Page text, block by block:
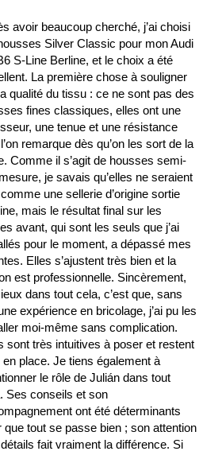
avoir beaucoup cherché, j’ai choisi
Silver Classic pour mon Audi
S-Line Berline, et le choix a été
La première chose à souligner
qualité du tissu : ce ne sont pas des
fines classiques, elles ont une
une tenue et une résistance
remarque dès qu’on les sort de la
Comme il s’agit de housses semi-
je savais qu’elles ne seraient
une sellerie d’origine sortie
mais le résultat final sur les
avant, qui sont les seuls que j’ai
pour le moment, a dépassé mes
Elles s’ajustent très bien et la
est professionnelle. Sincèrement,
dans tout cela, c’est que, sans
expérience en bricolage, j’ai pu les
moi-même sans complication.
sont très intuitives à poser et restent
en place. Je tiens également à
le rôle de Julián dans tout
Ses conseils et son
ont été déterminants
que tout se passe bien ; son attention
fait vraiment la différence. Si